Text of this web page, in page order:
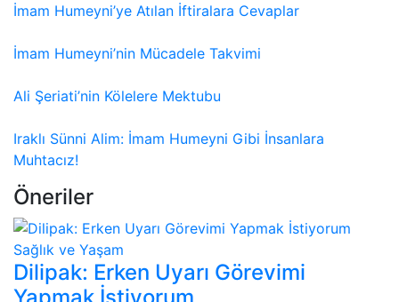
İmam Humeyni’ye Atılan İftiralara Cevaplar
İmam Humeyni’nin Mücadele Takvimi
Ali Şeriati’nin Kölelere Mektubu
Iraklı Sünni Alim: İmam Humeyni Gibi İnsanlara
Muhtacız!
Öneriler
Sağlık ve Yaşam
Dilipak: Erken Uyarı Görevimi